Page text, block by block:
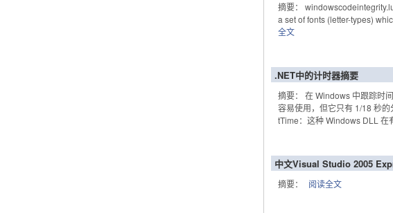
摘要：
a set of fonts (letter-types)
全文
.NET中的计时器摘要
摘要： 在 Windows 中跟踪时
容易使用，但它只有 1/18 秒
tTime：这种 Windows DLL 在
中文Visual Studio 2005
摘要：
阅读全文